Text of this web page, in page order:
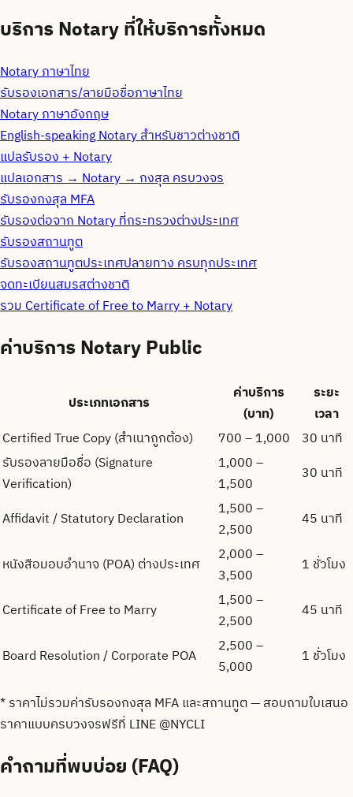
บริการ Notary ที่ให้บริการทั้งหมด
Notary ภาษาไทย
รับรองเอกสาร/ลายมือชื่อภาษาไทย
Notary ภาษาอังกฤษ
English-speaking Notary สำหรับชาวต่างชาติ
แปลรับรอง + Notary
แปลเอกสาร → Notary → กงสุล ครบวงจร
รับรองกงสุล MFA
รับรองต่อจาก Notary ที่กระทรวงต่างประเทศ
รับรองสถานทูต
รับรองสถานทูตประเทศปลายทาง ครบทุกประเทศ
จดทะเบียนสมรสต่างชาติ
รวม Certificate of Free to Marry + Notary
ค่าบริการ Notary Public
ประเภทเอกสาร
ค่าบริการ
(บาท)
ระยะ
เวลา
Certified True Copy (สำเนาถูกต้อง)
700 – 1,000 30 นาที
รับรองลายมือชื่อ (Signature
Verification)
1,000 –
1,500
30 นาที
Affidavit / Statutory Declaration
1,500 –
2,500
45 นาที
หนังสือมอบอำนาจ (POA) ต่างประเทศ
2,000 –
3,500
1 ชั่วโมง
Certificate of Free to Marry
1,500 –
2,500
45 นาที
Board Resolution / Corporate POA
2,500 –
5,000
1 ชั่วโมง
* ราคาไม่รวมค่ารับรองกงสุล MFA และสถานทูต — สอบถามใบเสนอ
ราคาแบบครบวงจรฟรีที่ LINE@NYCLI
คำถามที่พบบ่อย (FAQ)